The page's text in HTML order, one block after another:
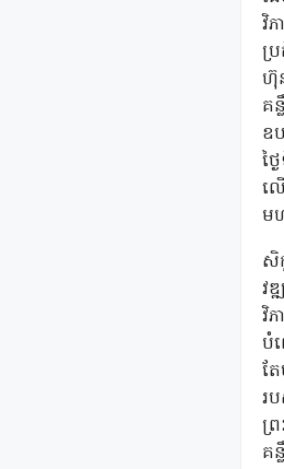
វិ
ប្
ហ៊ុ
គ
ឧ
ថ្
ល
ម
សិ
វ
វិ
បំ
ត
រ
ព្
គ